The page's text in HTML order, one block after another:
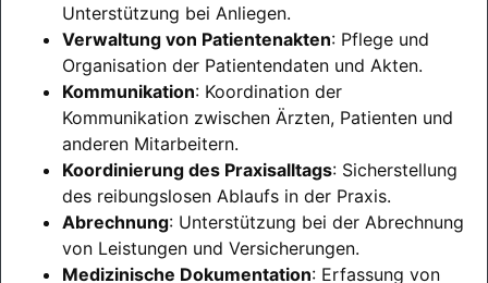
Unterstützung bei Anliegen.
Verwaltung von Patientenakten: Pflege und
Organisation der Patientendaten und Akten.
Kommunikation: Koordination der
Kommunikation zwischen Ärzten, Patienten und
anderen Mitarbeitern.
Koordinierung des Praxisalltags: Sicherstellung
des reibungslosen Ablaufs in der Praxis.
Abrechnung: Unterstützung bei der Abrechnung
von Leistungen und Versicherungen.
Medizinische Dokumentation: Erfassung von